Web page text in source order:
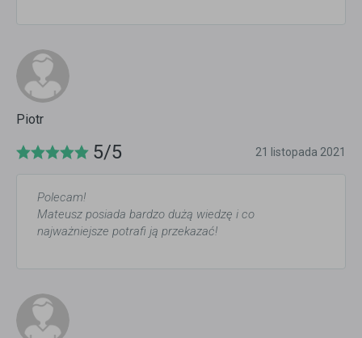
Piotr
5/5 21 listopada 2021
Polecam!
Mateusz posiada bardzo dużą wiedzę i co
najważniejsze potrafi ją przekazać!